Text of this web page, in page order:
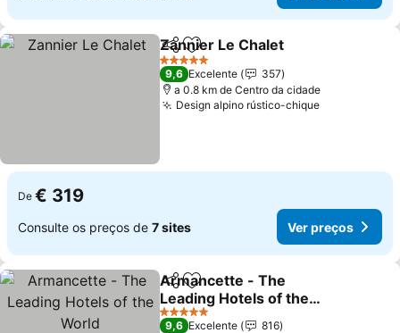
PartilharAdicionar aos favoritos
Zannier Le Chalet
5 Estrelas
9,6 Excelente
357
a 0.8 km de Centro da cidade
Design alpino rústico-chique
De € 319
Consulte os preços de 7 sites Ver preços
PartilharAdicionar aos favoritos
Armancette - The
Leading Hotels of the
World
5 Estrelas
9,6 Excelente
816